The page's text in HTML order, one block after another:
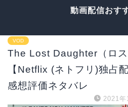
動画配信おす
VOD
The Lost Daughter（ロス
【Netflix (ネトフリ)独占
感想評価ネタバレ
2021年